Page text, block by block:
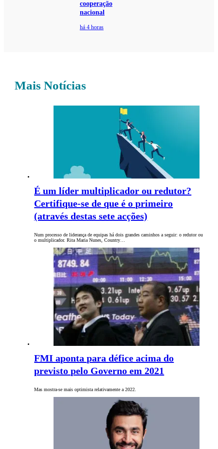
cooperação
nacional
há 4 horas
Mais Notícias
É um líder multiplicador ou redutor?
Certifique-se de que é o primeiro
(através destas sete acções)
Num processo de liderança de equipas há dois grandes caminhos a seguir: o redutor ou
o multiplicador. Rita Maria Nunes, Country…
FMI aponta para défice acima do
previsto pelo Governo em 2021
Mas mostra-se mais optimista relativamente a 2022.